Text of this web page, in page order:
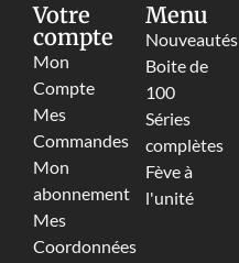
Votre
compte
Mon
Compte
Mes
Commandes
Mon
abonnement
Mes
Coordonnées
Menu
Nouveautés
Boite de
100
Séries
complètes
Fève à
l'unité